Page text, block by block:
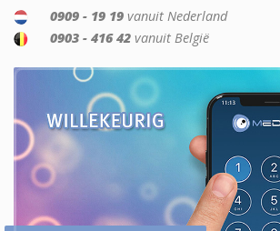
0909 - 19 19 vanuit Nederland
0903 - 416 42 vanuit België